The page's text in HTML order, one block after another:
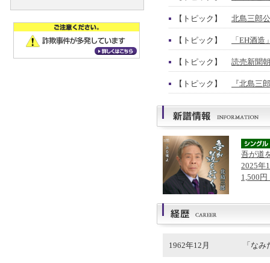
【トピック】 北島三郎
【トピック】 「EH酒
【トピック】 読売新聞
【トピック】 『北島三
吾が道
2025年
1,500
1962年12月 「な